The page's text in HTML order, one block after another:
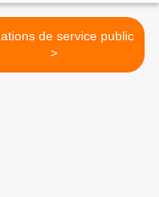
de service public
>